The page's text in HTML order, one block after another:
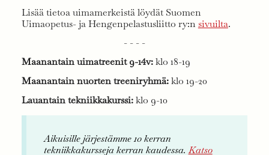
Lisää tietoa uimamerkeistä löydät Suomen
Uimaopetus- ja Hengenpelastusliitto ry:nsivuilta.
- - - -
Maanantain uimatreenit 9-14v:klo 18-19
Maanantain nuorten treeniryhmä:klo 19-20
Lauantain tekniikkakurssi:klo 9-10
Aikuisille järjestämme 10 kerran
tekniikkakursseja kerran kaudessa.Katso